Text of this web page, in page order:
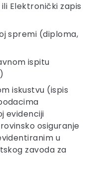
Elektronički zapis
spremi (diploma,
ispitu
iskustvu (ispis
evidenciji
osiguranje
u
zavoda za